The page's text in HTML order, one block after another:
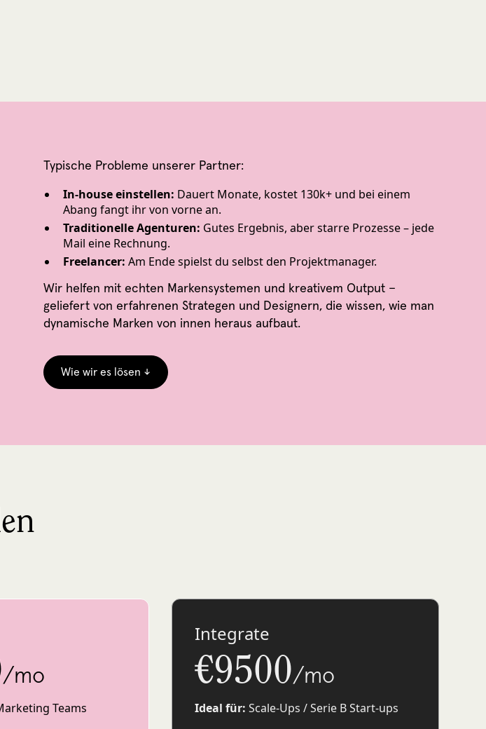
Typische Probleme unserer Partner:
In-house einstellen: Dauert Monate, kostet 130k+ und bei einem
Abang fangt ihr von vorne an.
Traditionelle Agenturen: Gutes Ergebnis, aber starre Prozesse – jede
Mail eine Rechnung.
Freelancer: Am Ende spielst du selbst den Projektmanager.
Wir helfen mit echten Markensystemen und kreativem Output –
geliefert von erfahrenen Strategen und Designern, die wissen, wie man
dynamische Marken von innen heraus aufbaut.
Wie wir es lösen ↓
/mo
Teams
Integrate
€9500/mo
Ideal für: Scale-Ups / Serie B Start-ups